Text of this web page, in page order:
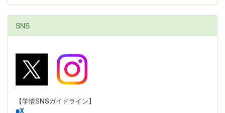
SNS
【学情SNSガイドライン】
■X